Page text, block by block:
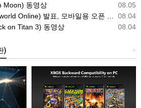
08.05
Moon) 동영상
08.04
발표, 모바일용 오픈 월드 멀티플레이 생존 크래프트
08.04
on Titan 3) 동영상
+
)